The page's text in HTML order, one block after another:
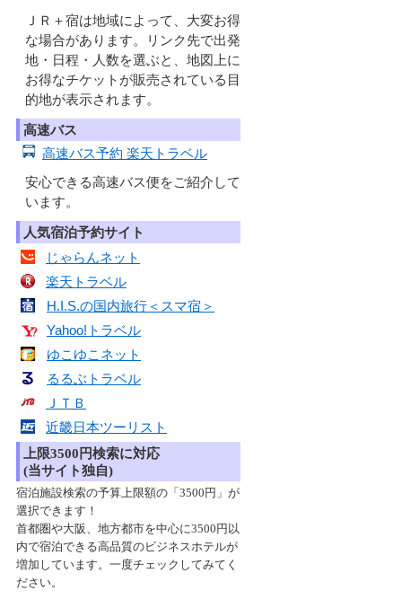
ＪＲ＋宿は地域によって、大変お得
な場合があります。リンク先で出発
地・日程・人数を選ぶと、地図上に
お得なチケットが販売されている目
的地が表示されます。
高速バス
高速バス予約 楽天トラベル
安心できる高速バス便をご紹介して
います。
人気宿泊予約サイト
じゃらんネット
楽天トラベル
H.I.S.の国内旅行＜スマ宿＞
Yahoo!トラベル
ゆこゆこネット
るるぶトラベル
ＪＴＢ
近畿日本ツーリスト
上限3500円検索に対応
(当サイト独自)
宿泊施設検索の予算上限額の「3500円」が
選択できます！
首都圏や大阪、地方都市を中心に3500円以
内で宿泊できる高品質のビジネスホテルが
増加しています。一度チェックしてみてく
ださい。